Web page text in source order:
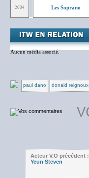
2004 Les Soprano
Aucun média associé.
paul dano donald reignoux
Acteur V.O précédent :
Yeun Steven